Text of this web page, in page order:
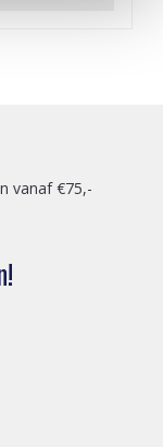
vanaf €75,-